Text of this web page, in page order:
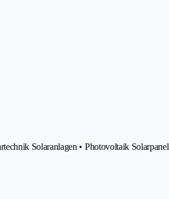
Solaranlagen • Photovoltaik Solarpanel